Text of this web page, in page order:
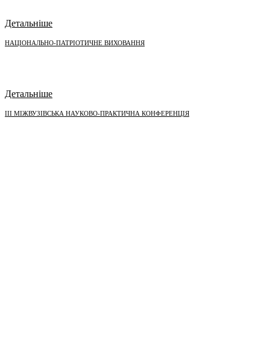
Детальніше
НАЦІОНАЛЬНО-ПАТРІОТИЧНЕ ВИХОВАННЯ
Детальніше
III МІЖВУЗІВСЬКА НАУКОВО-ПРАКТИЧНА КОНФЕРЕНЦІЯ